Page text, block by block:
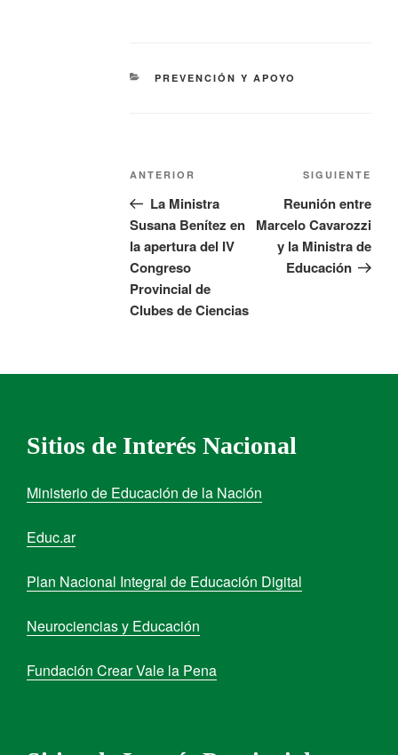
PREVENCIÓN Y APOYO
ANTERIOR
La Ministra
Susana Benítez en
la apertura del IV
Congreso
Provincial de
Clubes de Ciencias
SIGUIENTE
Reunión entre
Marcelo Cavarozzi
y la Ministra de
Educación
Sitios de Interés Nacional
Ministerio de Educación de la Nación
Educ.ar
Plan Nacional Integral de Educación Digital
Neurociencias y Educación
Fundación Crear Vale la Pena